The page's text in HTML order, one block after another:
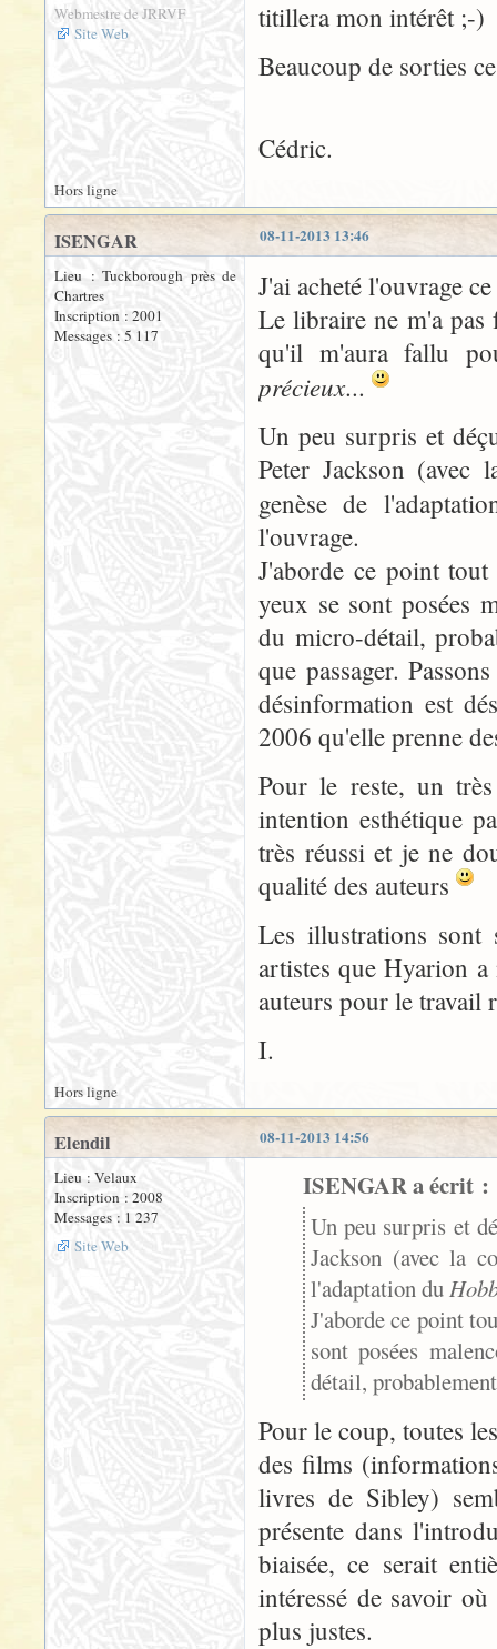
Webmestre de JRRVF
Site Web
titillera mon intérêt ;-)
Beaucoup de sorties
Cédric.
Hors ligne
08-11-2013 13:46
ISENGAR
Lieu : Tuckborough près de
Chartres
Inscription : 2001
Messages : 5 117
J'ai acheté l'ouvrage
Le libraire ne m'a pas
qu'il m'aura fallu
précieux...
Un peu surpris et
Peter Jackson
genèse de
l'ouvrage.
J'aborde ce point
yeux se sont posées
du micro-détail,
que passager.
désinformation est
2006 qu'elle prenne
Pour le reste, un
intention esthétique
très réussi et je ne
qualité des auteurs
Les illustrations sont
artistes que Hyarion
auteurs pour le travail
I.
Hors ligne
08-11-2013 14:56
Elendil
Lieu : Velaux
Inscription : 2008
Messages : 1 237
Site Web
ISENGAR a écrit :
Un peu surpris et
Jackson (avec la
l'adaptation du
J'aborde ce point
sont posées
détail,
Pour le coup, toutes
des films
livres de Sibley)
présente dans
biaisée, ce serait
intéressé de savoir
plus justes.